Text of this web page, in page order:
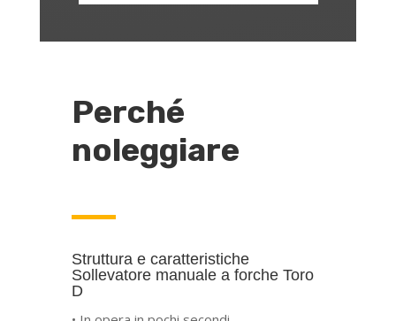
Perché
noleggiare
Struttura e caratteristiche
Sollevatore manuale a forche Toro
D